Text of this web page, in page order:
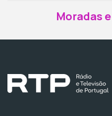
Moradas